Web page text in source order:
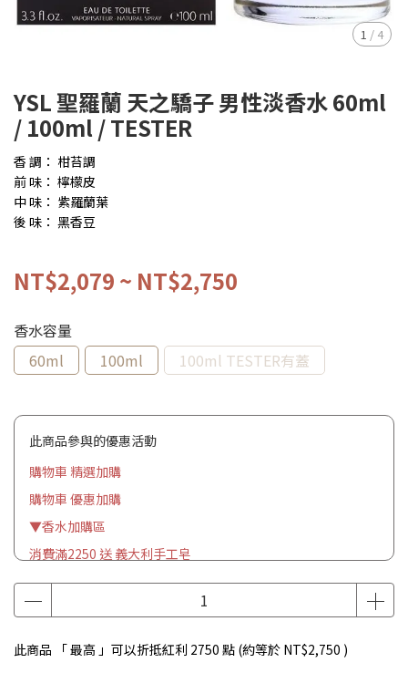
1 / 4
YSL 聖羅蘭 天之驕子 男性淡香水 60ml
/ 100ml / TESTER
香 調： 柑苔調
前 味： 檸檬皮
中 味： 紫羅蘭葉
後 味： 黑香豆
NT$2,079 ~ NT$2,750
香水容量
60ml
100ml 100ml TESTER有蓋
此商品參與的優惠活動
購物車 精選加購
購物車 優惠加購
▼香水加購區
消費滿2250 送 義大利手工皂
此商品 「 最高 」可以折抵紅利 2750 點 (約等於 NT$2,750 )